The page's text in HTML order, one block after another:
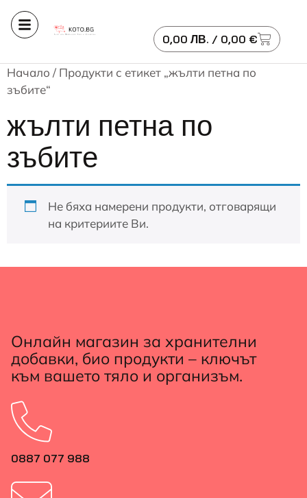
0,00 ЛВ. / 0,00 €
Начало / Продукти с етикет „жълти петна по
зъбите“
жълти петна по
зъбите
Не бяха намерени продукти, отговарящи
на критериите Ви.
Онлайн магазин за хранителни
добавки, био продукти – ключът
към вашето тяло и организъм.
0887 077 988